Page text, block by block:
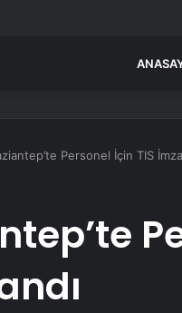
Personel İçin TIS